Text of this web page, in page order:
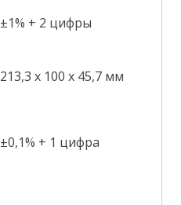
±1% + 2 цифры
213,3 х 100 х 45,7 мм
±0,1% + 1 цифра